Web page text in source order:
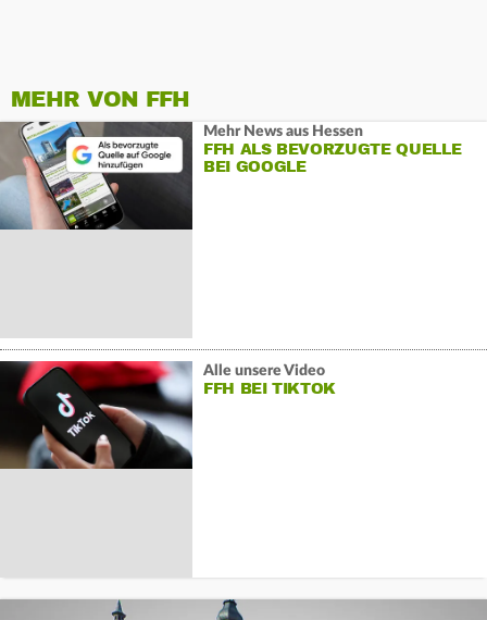
MEHR VON FFH
Mehr News aus Hessen
FFH ALS BEVORZUGTE QUELLE
BEI GOOGLE
Alle unsere Video
FFH BEI TIKTOK